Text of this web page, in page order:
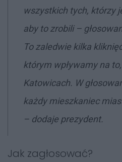
wszystkich tych, którzy
aby to zrobili –
To zaledwie kilka
którym wpływamy na
Katowicach. W
każdy mieszkaniec
– dodaje prezydent.
Jak zagłosować?